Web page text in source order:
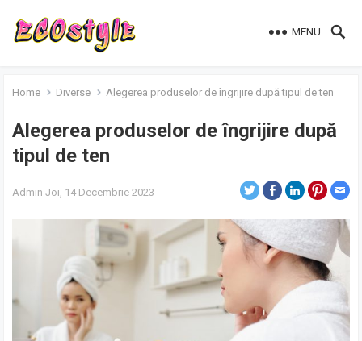
MENU
Home Diverse Alegerea produselor de îngrijire după tipul de ten
Alegerea produselor de îngrijire după
tipul de ten
Admin Joi, 14 Decembrie 2023